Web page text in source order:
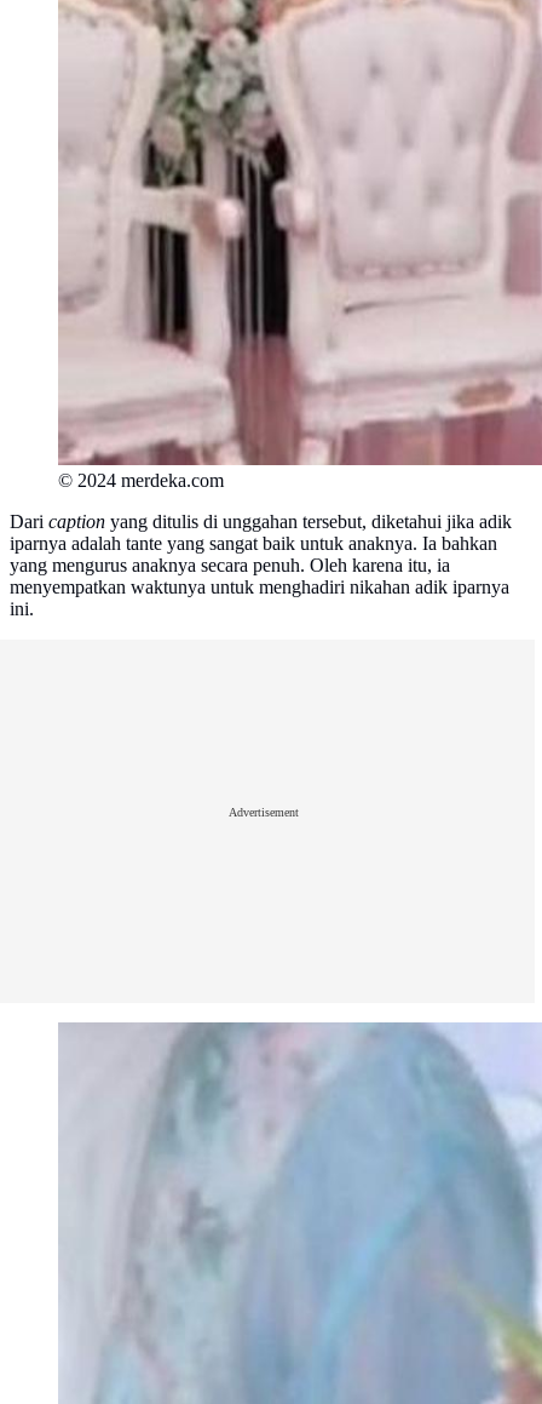
© 2024 merdeka.com
Dari caption yang ditulis di unggahan tersebut, diketahui jika adik
iparnya adalah tante yang sangat baik untuk anaknya. Ia bahkan
yang mengurus anaknya secara penuh. Oleh karena itu, ia
menyempatkan waktunya untuk menghadiri nikahan adik iparnya
ini.
Advertisement